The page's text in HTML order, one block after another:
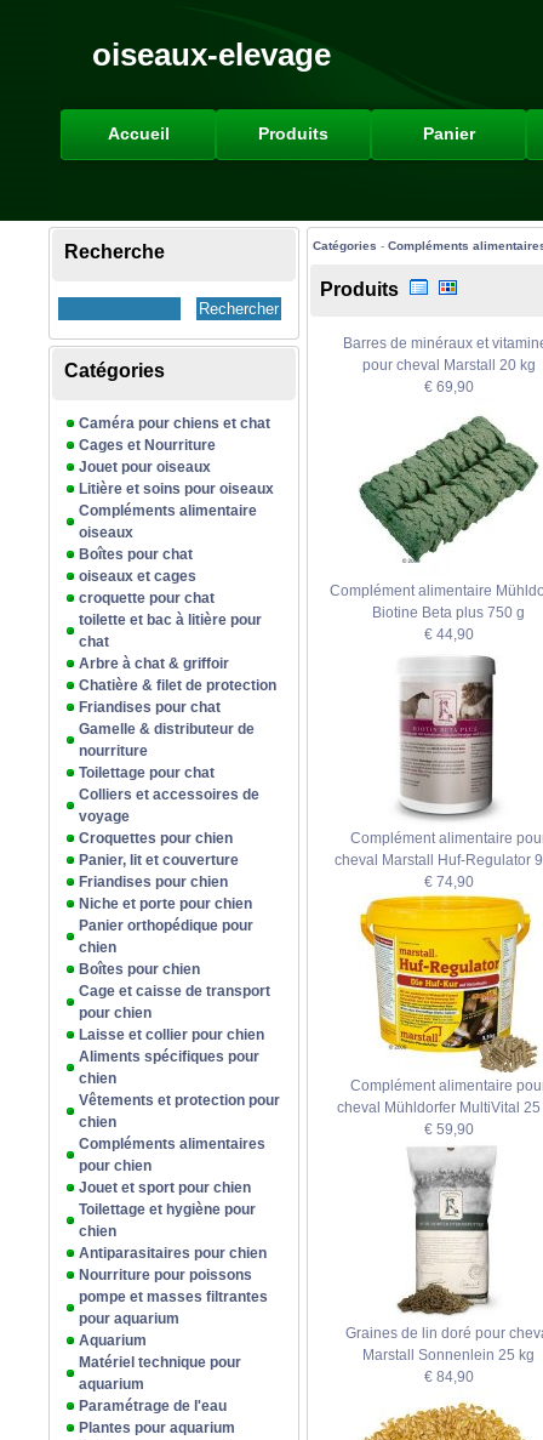
oiseaux-elevage
Accueil Produits Panier
Recherche
Catégories
Caméra pour chiens et chat
Cages et Nourriture
Jouet pour oiseaux
Litière et soins pour oiseaux
Compléments alimentaire
oiseaux
Boîtes pour chat
oiseaux et cages
croquette pour chat
toilette et bac à litière pour
chat
Arbre à chat & griffoir
Chatière & filet de protection
Friandises pour chat
Gamelle & distributeur de
nourriture
Toilettage pour chat
Colliers et accessoires de
voyage
Croquettes pour chien
Panier, lit et couverture
Friandises pour chien
Niche et porte pour chien
Panier orthopédique pour
chien
Boîtes pour chien
Cage et caisse de transport
pour chien
Laisse et collier pour chien
Aliments spécifiques pour
chien
Vêtements et protection pour
chien
Compléments alimentaires
pour chien
Jouet et sport pour chien
Toilettage et hygiène pour
chien
Antiparasitaires pour chien
Nourriture pour poissons
pompe et masses filtrantes
pour aquarium
Aquarium
Matériel technique pour
aquarium
Paramétrage de l'eau
Plantes pour aquarium
Catégories - Compléments
Produits
Barres de minéraux et
pour cheval Marstall 20 kg
€ 69,90
Complément alimentaire
Biotine Beta plus 750 g
€ 44,90
Complément alimentaire
cheval Marstall Huf-Regulator
€ 74,90
Complément alimentaire
cheval Mühldorfer MultiVital 25
€ 59,90
Graines de lin doré pour
Marstall Sonnenlein 25 kg
€ 84,90